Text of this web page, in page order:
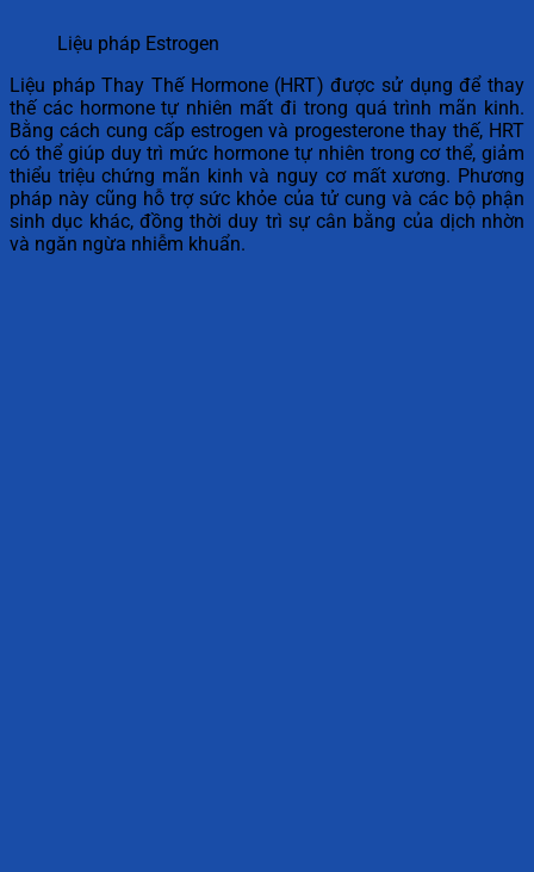
Liệu pháp Estrogen
Liệu pháp Thay Thế Hormone (HRT) được sử dụng để thay
thế các hormone tự nhiên mất đi trong quá trình mãn kinh.
Bằng cách cung cấp estrogen và progesterone thay thế, HRT
có thể giúp duy trì mức hormone tự nhiên trong cơ thể, giảm
thiểu triệu chứng mãn kinh và nguy cơ mất xương. Phương
pháp này cũng hỗ trợ sức khỏe của tử cung và các bộ phận
sinh dục khác, đồng thời duy trì sự cân bằng của dịch nhờn
và ngăn ngừa nhiễm khuẩn.